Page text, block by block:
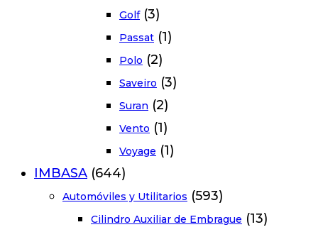
Golf (3)
Passat (1)
Polo (2)
Saveiro (3)
Suran (2)
Vento (1)
Voyage (1)
IMBASA (644)
Automóviles y Utilitarios (593)
Cilindro Auxiliar de Embrague (13)